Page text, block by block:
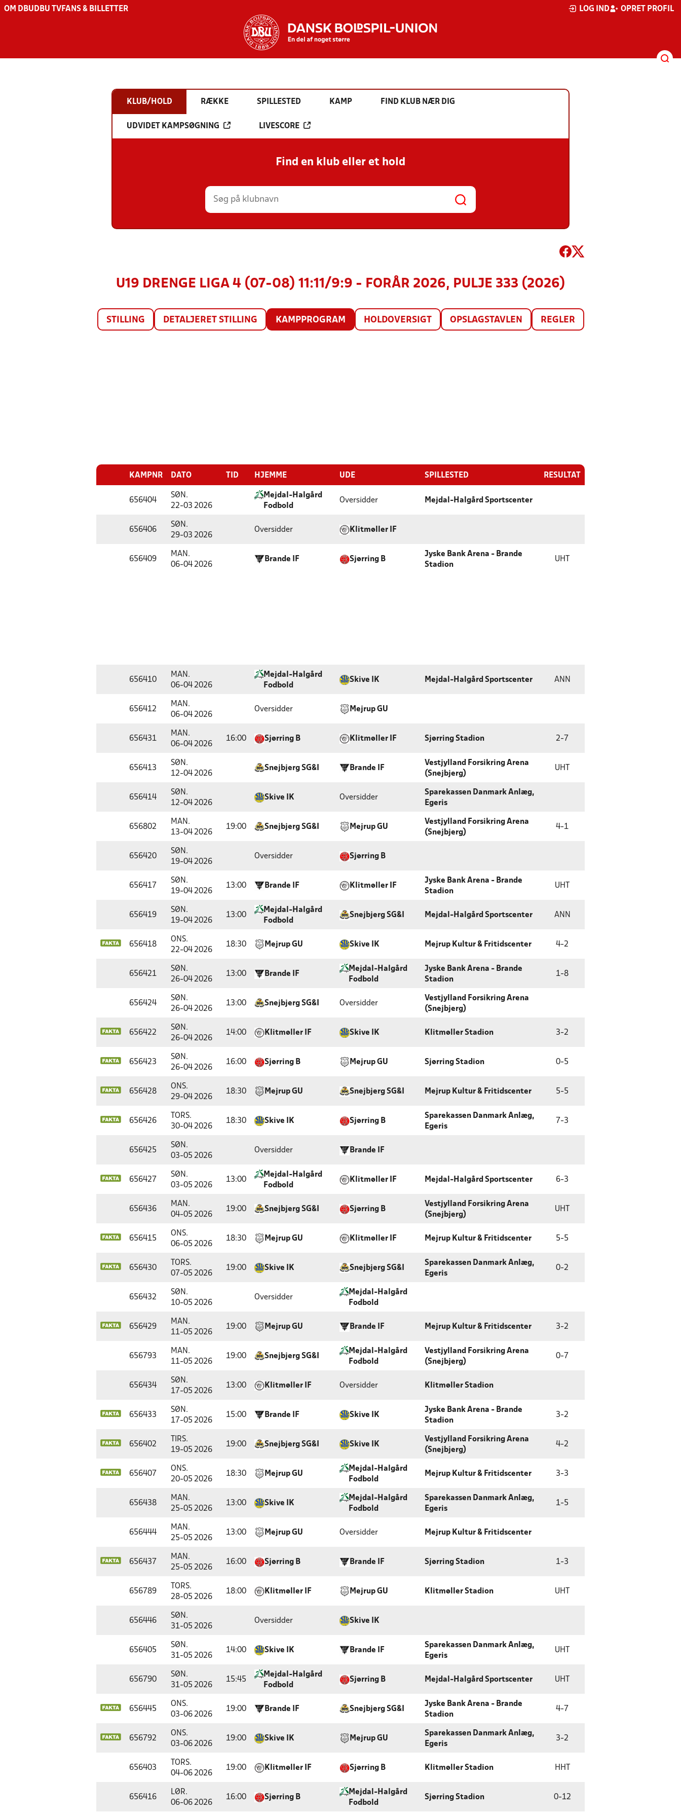
OM DBU DBU TV FANS & BILLETTER LOG IND OPRET PROFIL
KLUB/HOLD RÆKKE SPILLESTED KAMP FIND KLUB NÆR DIG
UDVIDET KAMPSØGNING LIVESCORE
Find en klub eller et hold
U19 DRENGE LIGA 4 (07-08) 11:11/9:9 - FORÅR 2026, PULJE 333 (2026)
STILLING DETALJERET STILLING KAMPPROGRAM HOLDOVERSIGT OPSLAGSTAVLEN REGLER
KAMPNR DATO TID HJEMME UDE SPILLESTED RESULTAT
656404
SØN.
22-03 2026
Mejdal-Halgård
Fodbold
Oversidder Mejdal-Halgård Sportscenter
656406
SØN.
29-03 2026
Oversidder Klitmøller IF
656409
MAN.
06-04 2026
Brande IF Sjørring B
Jyske Bank Arena - Brande
Stadion
UHT
656410
MAN.
06-04 2026
Mejdal-Halgård
Fodbold
Skive IK Mejdal-Halgård Sportscenter ANN
656412
MAN.
06-04 2026
Oversidder Mejrup GU
656431
MAN.
06-04 2026
16:00 Sjørring B Klitmøller IF Sjørring Stadion 2- 7
656413
SØN.
12-04 2026
Snejbjerg SG&I Brande IF
Vestjylland Forsikring Arena
(Snejbjerg)
UHT
656414
SØN.
12-04 2026
Skive IK Oversidder
Sparekassen Danmark Anlæg,
Egeris
656802
MAN.
13-04 2026
19:00 Snejbjerg SG&I Mejrup GU
Vestjylland Forsikring Arena
(Snejbjerg)
4-1
656420
SØN.
19-04 2026
Oversidder Sjørring B
656417
SØN.
19-04 2026
13:00 Brande IF Klitmøller IF
Jyske Bank Arena - Brande
Stadion
UHT
656419
SØN.
19-04 2026
13:00
Mejdal-Halgård
Fodbold
Snejbjerg SG&I Mejdal-Halgård Sportscenter ANN
656418
ONS.
22-04 2026
18:30 Mejrup GU Skive IK Mejrup Kultur & Fritidscenter 4-2
656421
SØN.
26-04 2026
13:00 Brande IF
Mejdal-Halgård
Fodbold
Jyske Bank Arena - Brande
Stadion
1-8
656424
SØN.
26-04 2026
13:00 Snejbjerg SG&I Oversidder
Vestjylland Forsikring Arena
(Snejbjerg)
656422
SØN.
26-04 2026
14:00 Klitmøller IF Skive IK Klitmøller Stadion 3-2
656423
SØN.
26-04 2026
16:00 Sjørring B Mejrup GU Sjørring Stadion 0-5
656428
ONS.
29-04 2026
18:30 Mejrup GU Snejbjerg SG&I Mejrup Kultur & Fritidscenter 5-5
656426
TORS.
30-04 2026
18:30 Skive IK Sjørring B
Sparekassen Danmark Anlæg,
Egeris
7 -3
656425
SØN.
03-05 2026
Oversidder Brande IF
656427
SØN.
03-05 2026
13:00
Mejdal-Halgård
Fodbold
Klitmøller IF Mejdal-Halgård Sportscenter 6-3
656436
MAN.
04-05 2026
19:00 Snejbjerg SG&I Sjørring B
Vestjylland Forsikring Arena
(Snejbjerg)
UHT
656415
ONS.
06-05 2026
18:30 Mejrup GU Klitmøller IF Mejrup Kultur & Fritidscenter 5-5
656430
TORS.
07-05 2026
19:00 Skive IK Snejbjerg SG&I
Sparekassen Danmark Anlæg,
Egeris
0-2
656432
SØN.
10-05 2026
Oversidder
Mejdal-Halgård
Fodbold
656429
MAN.
11-05 2026
19:00 Mejrup GU Brande IF Mejrup Kultur & Fritidscenter 3-2
656793
MAN.
11-05 2026
19:00 Snejbjerg SG&I
Mejdal-Halgård
Fodbold
Vestjylland Forsikring Arena
(Snejbjerg)
0- 7
656434
SØN.
17-05 2026
13:00 Klitmøller IF Oversidder Klitmøller Stadion
656433
SØN.
17-05 2026
15:00 Brande IF Skive IK
Jyske Bank Arena - Brande
Stadion
3-2
656402
TIRS.
19-05 2026
19:00 Snejbjerg SG&I Skive IK
Vestjylland Forsikring Arena
(Snejbjerg)
4-2
656407
ONS.
20-05 2026
18:30 Mejrup GU
Mejdal-Halgård
Fodbold
Mejrup Kultur & Fritidscenter 3-3
656438
MAN.
25-05 2026
13:00 Skive IK
Mejdal-Halgård
Fodbold
Sparekassen Danmark Anlæg,
Egeris
1-5
656444
MAN.
25-05 2026
13:00 Mejrup GU Oversidder Mejrup Kultur & Fritidscenter
656437
MAN.
25-05 2026
16:00 Sjørring B Brande IF Sjørring Stadion 1-3
656789
TORS.
28-05 2026
18:00 Klitmøller IF Mejrup GU Klitmøller Stadion UHT
656446
SØN.
31-05 2026
Oversidder Skive IK
656405
SØN.
31-05 2026
14:00 Skive IK Brande IF
Sparekassen Danmark Anlæg,
Egeris
UHT
656790
SØN.
31-05 2026
15:45
Mejdal-Halgård
Fodbold
Sjørring B Mejdal-Halgård Sportscenter UHT
656445
ONS.
03-06 2026
19:00 Brande IF Snejbjerg SG&I
Jyske Bank Arena - Brande
Stadion
4- 7
656792
ONS.
03-06 2026
19:00 Skive IK Mejrup GU
Sparekassen Danmark Anlæg,
Egeris
3-2
656403
TORS.
04-06 2026
19:00 Klitmøller IF Sjørring B Klitmøller Stadion HHT
656416
LØR.
06-06 2026
16:00 Sjørring B
Mejdal-Halgård
Fodbold
Sjørring Stadion 0-12